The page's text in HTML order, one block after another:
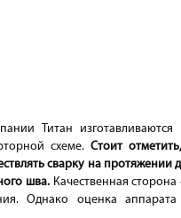
Титан
схеме.Стоит
сварку на протяжении
шва.Качественная
Однако оценка